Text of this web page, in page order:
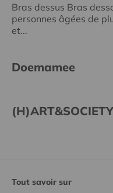
Bras dessus Bras
personnes âgées de
et...
Doemamee
(H)ART&SOCIETY
Tout savoir sur